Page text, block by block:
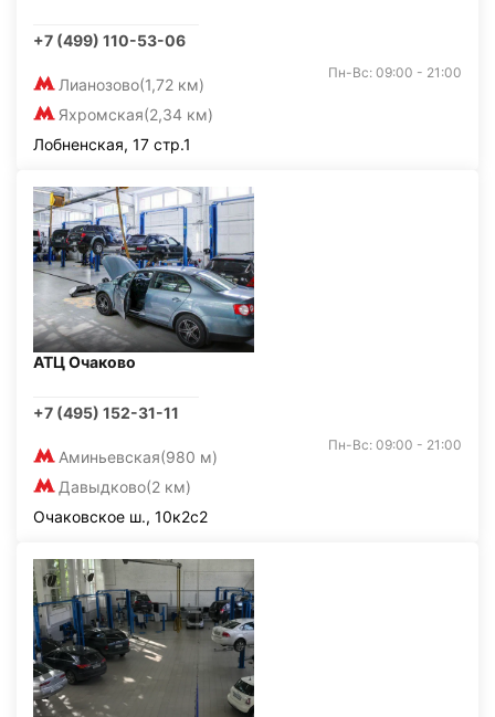
+7 (499) 110-53-06
Лианозово(1,72 км)
Яхромская(2,34 км)
Пн-Вс: 09:00 - 21:00
Лобненская, 17 стр.1
АТЦ Очаково
+7 (495) 152-31-11
Аминьевская(980 м)
Давыдково(2 км)
Пн-Вс: 09:00 - 21:00
Очаковское ш., 10к2с2